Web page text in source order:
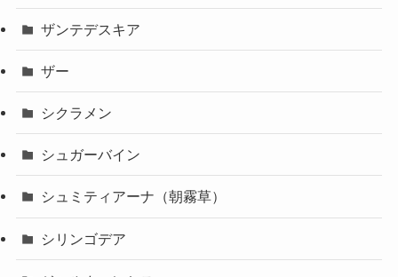
ザンテデスキア
ザー
シクラメン
シュガーバイン
シュミティアーナ（朝霧草）
シリンゴデア